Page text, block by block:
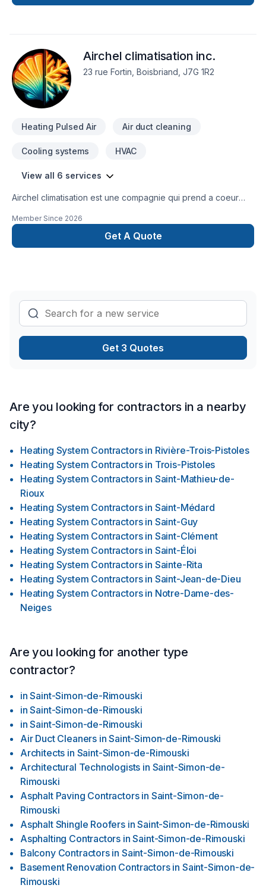
Airchel climatisation inc.
23 rue Fortin, Boisbriand, J7G 1R2
Heating Pulsed Air Air duct cleaning
Cooling systems HVAC
View all 6 services
Airchel climatisation est une compagnie qui prend a coeur
haute qualité avec des techniciens de plus de 10 ans
Member Since 2026
Get A Quote
Get 3 Quotes
Are you looking for contractors in a nearby
city?
Heating System Contractors in Rivière-Trois-Pistoles
Heating System Contractors in Trois-Pistoles
Heating System Contractors in Saint-Mathieu-de-
Rioux
Heating System Contractors in Saint-Médard
Heating System Contractors in Saint-Guy
Heating System Contractors in Saint-Clément
Heating System Contractors in Saint-Éloi
Heating System Contractors in Sainte-Rita
Heating System Contractors in Saint-Jean-de-Dieu
Heating System Contractors in Notre-Dame-des-
Neiges
Are you looking for another type
contractor?
in Saint-Simon-de-Rimouski
in Saint-Simon-de-Rimouski
in Saint-Simon-de-Rimouski
Air Duct Cleaners in Saint-Simon-de-Rimouski
Architects in Saint-Simon-de-Rimouski
Architectural Technologists in Saint-Simon-de-
Rimouski
Asphalt Paving Contractors in Saint-Simon-de-
Rimouski
Asphalt Shingle Roofers in Saint-Simon-de-Rimouski
Asphalting Contractors in Saint-Simon-de-Rimouski
Balcony Contractors in Saint-Simon-de-Rimouski
Basement Renovation Contractors in Saint-Simon-de-
Rimouski